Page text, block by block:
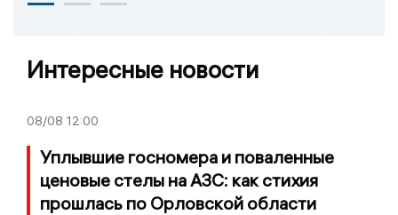
Интересные новости
08/08 12:00
Уплывшие госномера и поваленные
ценовые стелы на АЗС: как стихия
прошлась по Орловской области